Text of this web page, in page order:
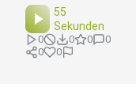
55
Sekunden
0 0 0
0
0
0